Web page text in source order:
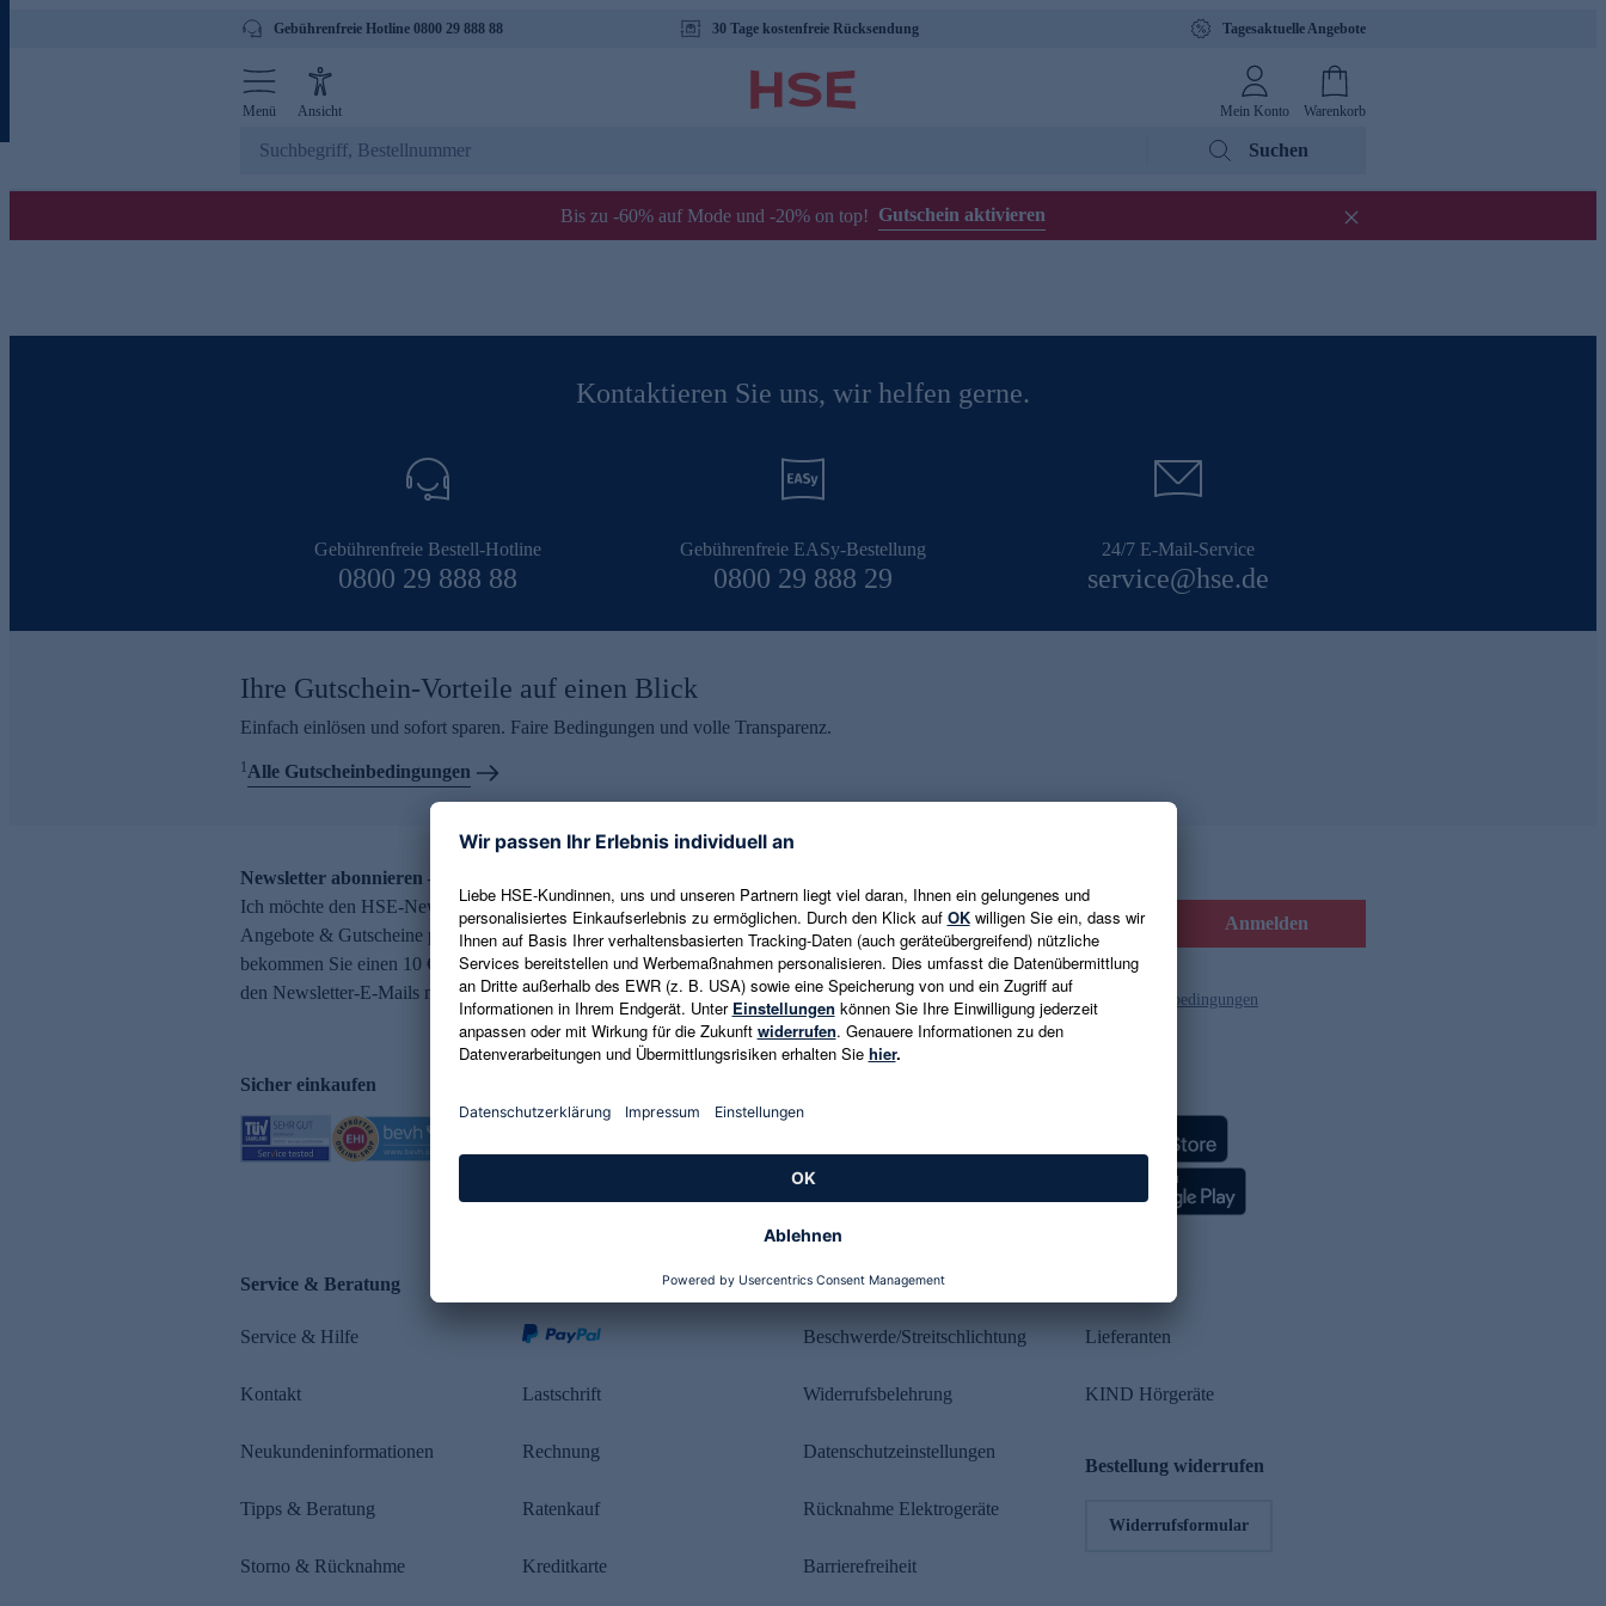
Gebührenfreie Hotline 0800 29 888 88 30 Tage kostenfreie Rücksendung Tagesaktuelle Angebote
Menü Ansicht Mein Konto Warenkorb
Suchen
Bis zu -60% auf Mode und -20% on top! Gutschein aktivieren
Kontaktieren Sie uns, wir helfen gerne.
Gebührenfreie Bestell-Hotline
0800 29 888 88
Gebührenfreie EASy-Bestellung
0800 29 888 29
24/7 E-Mail-Service
service@hse.de
Ihre Gutschein-Vorteile auf einen Blick
Einfach einlösen und sofort sparen. Faire Bedingungen und volle Transparenz.
1Alle Gutscheinbedingungen
Newsletter abonnieren – 10 € Gutschein erhalten
Ich möchte den HSE-Newsletter abonnieren und aktuelle Trends,
Angebote & Gutscheine per E-Mail erhalten. Als Dankeschön
bekommen Sie einen 10 € Gutschein. Eine Abmeldung ist jederzeit in
den Newsletter-E-Mails möglich.
E-Mail-Adresse eingeben Anmelden
Es gelten die Datenschutzrichtlinien und die Gutscheinbedingungen
Sicher einkaufen
Service & Beratung
Service & Hilfe
Kontakt
Neukundeninformationen
Tipps & Beratung
Storno & Rücknahme
Lastschrift
Rechnung
Ratenkauf
Kreditkarte
Rechtliches
Beschwerde/Streitschlichtung
Widerrufsbelehrung
Datenschutzeinstellungen
Rücknahme Elektrogeräte
Barrierefreiheit
Lieferanten
KIND Hörgeräte
Bestellung widerrufen
Widerrufsformular